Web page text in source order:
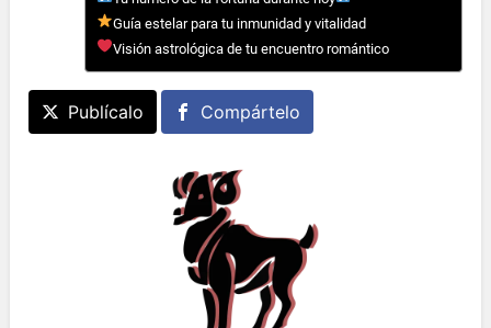
Guía estelar para tu inmunidad y vitalidad
Visión astrológica de tu encuentro romántico
Publícalo Compártelo